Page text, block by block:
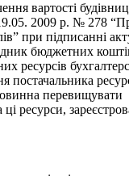
вартості
19.05. 2009 р. № 278
при підписанні
бюджетних
ресурсів
постачальника
перевищувати
ресурси,